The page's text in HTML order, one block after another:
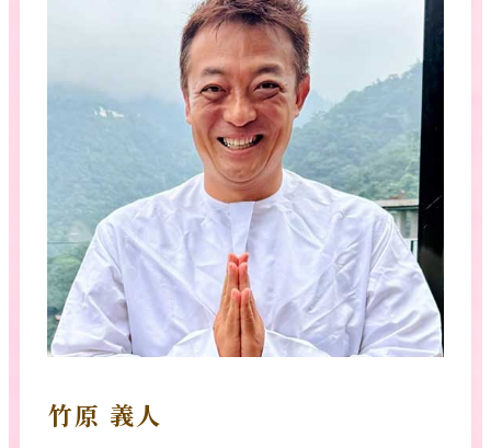
竹原 義人